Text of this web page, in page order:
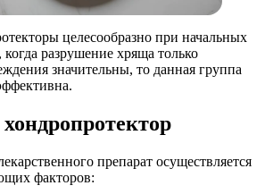
целесообразно при начальных
когда разрушение хряща только
значительны, то данная группа
препарат осуществляется
факторов: